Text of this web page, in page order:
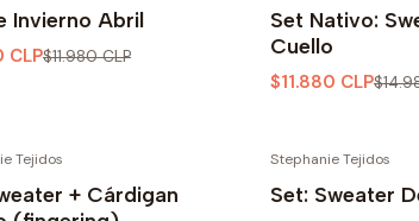
Invierno Abril
CLP$11.980 CLP
Set Nativo:
Cuello
$11.880 CLP
Tejidos
+ Cárdigan
Stephanie Tejidos
Set: Sweater